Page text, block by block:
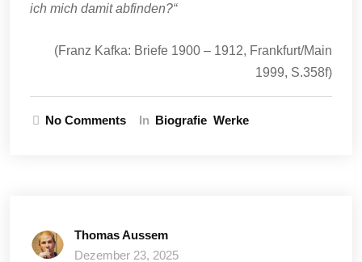
ich mich damit abfinden?“
(Franz Kafka: Briefe 1900 – 1912, Frankfurt/Main
1999, S.358f)
No Comments In Biografie Werke
Thomas Aussem
Dezember 23, 2025